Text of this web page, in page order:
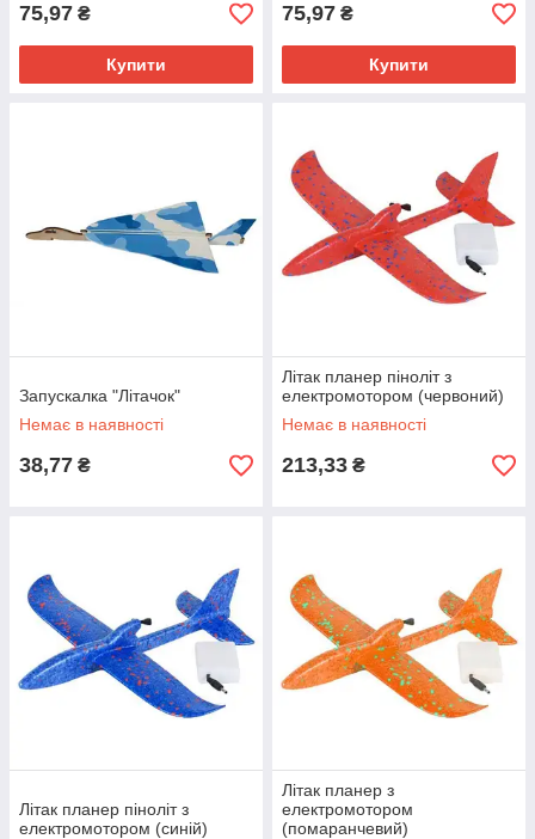
75,97 ₴
Купити
75,97 ₴
Купити
Запускалка "Літачок"
Немає в наявності
38,77 ₴
Літак планер піноліт з
електромотором (червоний)
Немає в наявності
213,33 ₴
Літак планер піноліт з
електромотором (синій)
Літак планер з
електромотором
(помаранчевий)